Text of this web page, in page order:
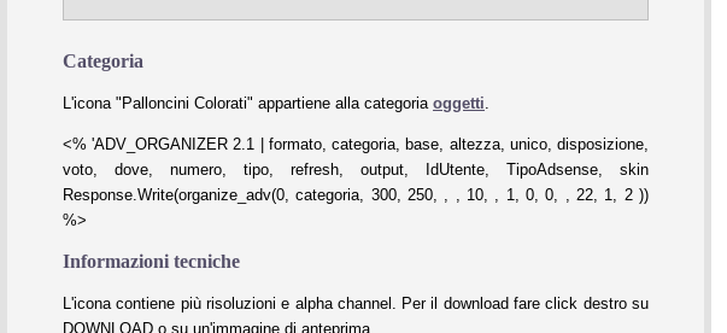
Categoria
L'icona "Palloncini Colorati" appartiene alla categoria oggetti
<% 'ADV_ORGANIZER 2.1 | formato, categoria, base, altezza, unico, disposizione,
voto, dove, numero, tipo, refresh, output, IdUtente, TipoAdsense, skin
Response.Write(organize_adv(0, categoria, 300, 250, , , 10, , 1, 0, 0, , 22, 1, 2 ))
%>
Informazioni tecniche
L'icona contiene più risoluzioni e alpha channel. Per il download fare click destro su
DOWNLOAD o su un'immagine di anteprima.